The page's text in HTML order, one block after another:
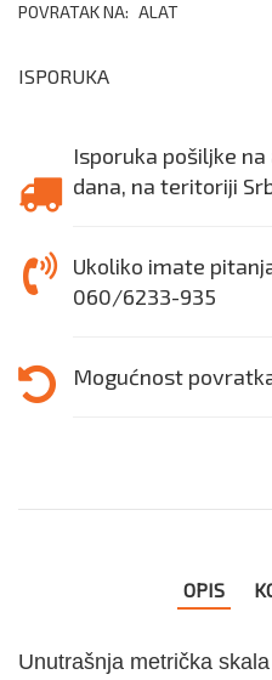
POVRATAK NA: ALAT
ISPORUKA
Isporuka pošiljke
dana, na teritoriji
Ukoliko imate
060/6233-935
Mogućnost
OPIS
Unutrašnja metrička